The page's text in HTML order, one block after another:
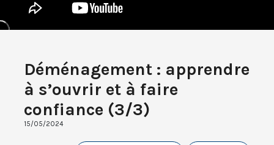
Déménagement : apprendre
à s’ouvrir et à faire
confiance (3/3)
15/05/2024